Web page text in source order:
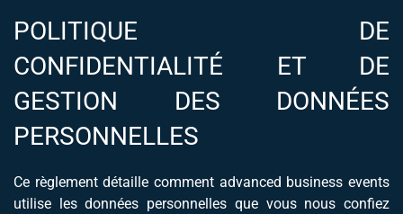
POLITIQUE DE
CONFIDENTIALITÉ ET DE
GESTION DES DONNÉES
PERSONNELLES
Ce règlement détaille comment advanced business events
utilise les données personnelles que vous nous confiez